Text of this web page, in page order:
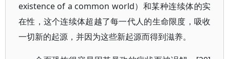
existence of a common world）和某种连续体的实
在性，这个连续体超越了每一代人的生命限度，吸收
一切新的起源，并因为这些新起源而得到滋养。